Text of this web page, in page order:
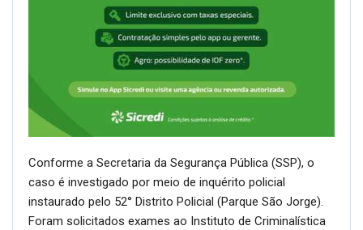
Conforme a Secretaria da Segurança Pública (SSP), o
caso é investigado por meio de inquérito policial
instaurado pelo 52° Distrito Policial (Parque São Jorge).
Foram solicitados exames ao Instituto de Criminalística